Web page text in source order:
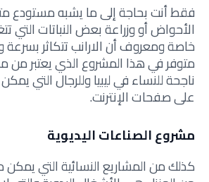
فقط أنت بحاجة إلى ما يشبه
الأحواض أو وزراعة بعض النباتات التي
خاصة ومعروف أن الارانب تتكاثر بسرعة
متوفر في هذا المشروع الذي يعتبر من
ناجحة للنساء في ليبيا وللرجال التي
على صفحات الإنترنت.
مشروع الصناعات اليديوية
كذلك من المشاريع النسائية التي يمكن